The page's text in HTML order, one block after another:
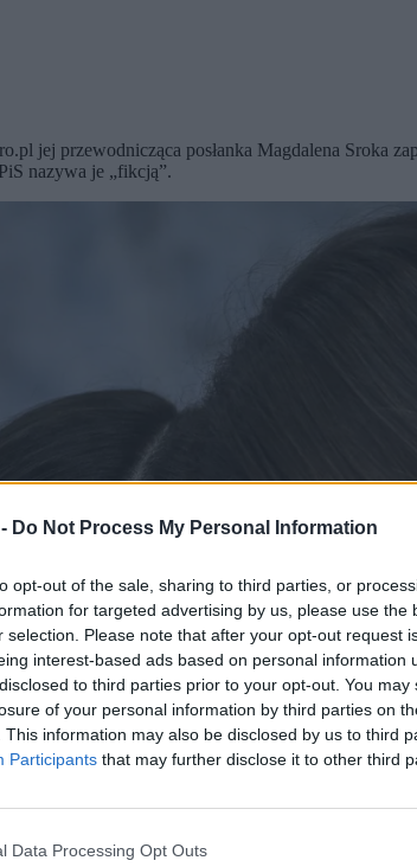
Do Not Process My Personal Information
opt-out of the sale, sharing to third parties, or
for targeted advertising by us, please use the
selection. Please note that after your opt-out request
interest-based ads based on personal information
to third parties prior to your opt-out. You
of your personal information by third parties on
This information may also be disclosed by us to third
Participants that may further disclose it to other third
Data Processing Opt Outs
jej przewodnicząca posłanka Magdalena Sroka
nazywa je „fikcją”.